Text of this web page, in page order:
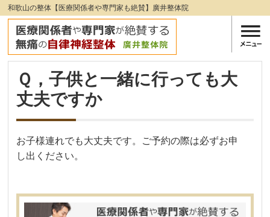
和歌山の整体【医療関係者や専門家も絶賛】廣井整体院
Ｑ，子供と一緒に行っても大
丈夫ですか
お子様連れでも大丈夫です。ご予約の際は必ずお申
し出ください。